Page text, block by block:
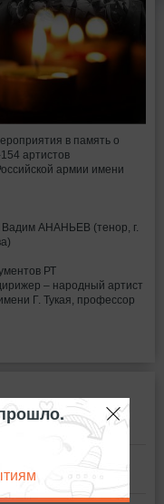
в память о
артистов
армии имени
АНАНЬЕВ (тенор, г.
РТ
– народный артист
Г. Тукая, профессор